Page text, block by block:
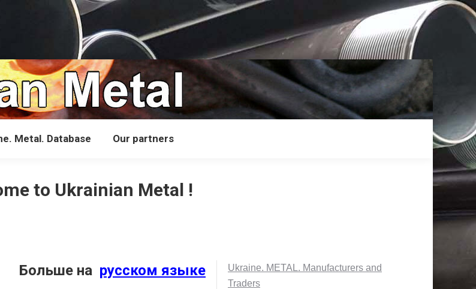
Metal. Database Our partners
to Ukrainian Metal !
Больше на русском языке
Ukraine. METAL. Manufacturers and
Traders